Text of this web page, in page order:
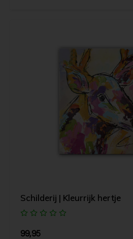
Schilderij | Kleurrijk hertje
99,95